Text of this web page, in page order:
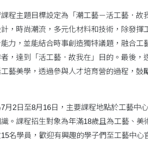
程主題目標設定為「潮工藝－活工藝．
，時尚潮流，多元化材料和技術，除發
力，並能結合時事創造獨特議題，融合
，達到「活工藝．故我在」目的。最後
藝美學，透過參與人才培育營的過程，
月2日至8月16日，主要課程地點於工藝
。課程招生對象為年滿18歲且為工藝、
名學員，歡迎有興趣的學子們至工藝中